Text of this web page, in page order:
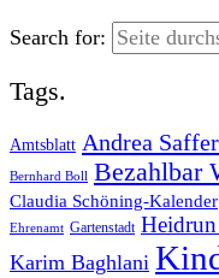
Search for:
Tags.
Amtsblatt Andrea
Bernhard Boll Bezahlbar
Claudia Schöning-Kalender
Ehrenamt Gartenstadt
Karim Baghlani